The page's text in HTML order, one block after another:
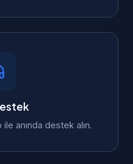
anında destek alın.